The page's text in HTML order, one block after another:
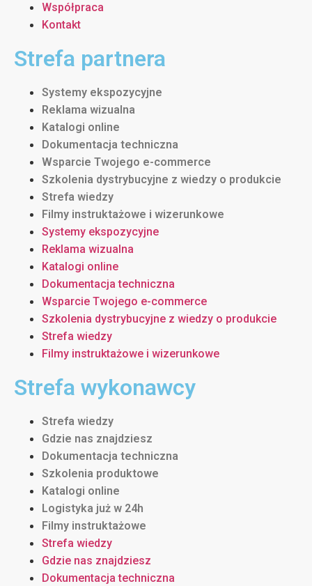
Współpraca
Kontakt
Strefa partnera
Systemy ekspozycyjne
Reklama wizualna
Katalogi online
Dokumentacja techniczna
Wsparcie Twojego e-commerce
Szkolenia dystrybucyjne z wiedzy o produkcie
Strefa wiedzy
Filmy instruktażowe i wizerunkowe
Systemy ekspozycyjne
Reklama wizualna
Katalogi online
Dokumentacja techniczna
Wsparcie Twojego e-commerce
Szkolenia dystrybucyjne z wiedzy o produkcie
Strefa wiedzy
Filmy instruktażowe i wizerunkowe
Strefa wykonawcy
Strefa wiedzy
Gdzie nas znajdziesz
Dokumentacja techniczna
Szkolenia produktowe
Katalogi online
Logistyka już w 24h
Filmy instruktażowe
Strefa wiedzy
Gdzie nas znajdziesz
Dokumentacja techniczna